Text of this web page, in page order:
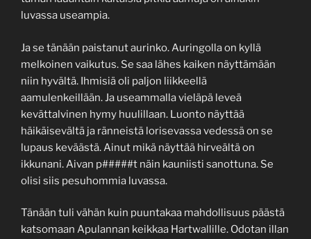
luvassa useampia.
Ja se tänään paistanut aurinko. Auringolla on kyllä
melkoinen vaikutus. Se saa lähes kaiken näyttämään
niin hyvältä. Ihmisiä oli paljon liikkeellä
aamulenkeillään. Ja useammalla vieläpä leveä
kevättalvinen hymy huulillaan. Luonto näyttää
häikäisevältä ja ränneistä lorisevassa vedessä on se
lupaus keväästä. Ainut mikä näyttää hirveältä on
ikkunani. Aivan p#####t näin kauniisti sanottuna. Se
olisi siis pesuhommia luvassa.
Tänään tuli vähän kuin puuntakaa mahdollisuus päästä
katsomaan Apulannan keikkaa Hartwallille. Odotan illan